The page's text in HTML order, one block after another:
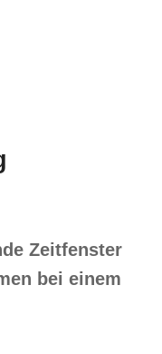
Zeitfenster
bei einem